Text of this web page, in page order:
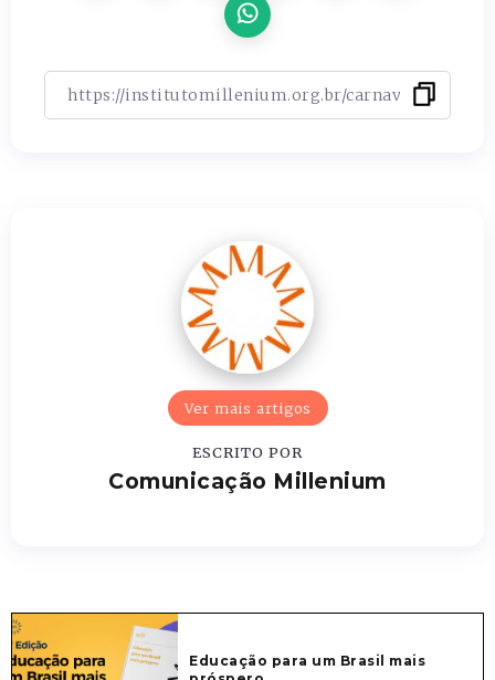
Ver mais artigos
ESCRITO POR
Comunicação Millenium
Educação para um Brasil mais